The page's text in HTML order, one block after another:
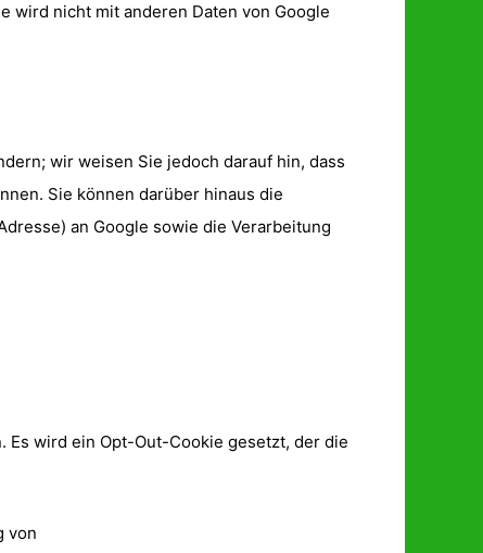
wird nicht mit anderen Daten von Google
wir weisen Sie jedoch darauf hin, dass
Sie können darüber hinaus die
an Google sowie die Verarbeitung
Es wird ein Opt-Out-Cookie gesetzt, der die
von